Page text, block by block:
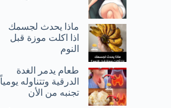
ماذا يحدث لجسمك
اذا اكلت موزة قبل
النوم
طعام يدمر الغدة
الدرقية وتتناوله يومياً
تجنبه من الأن